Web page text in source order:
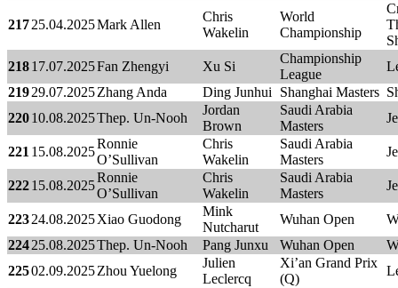
21725.04.2025Mark Allen
Chris
Wakelin
World
Championship
21817.07.2025Fan Zhengyi Xu Si
Championship
League
21929.07.2025Zhang Anda Ding Junhui Shanghai Masters
22010.08.2025Thep. Un-Nooh
Jordan
Brown
Saudi Arabia
Masters
221 15.08.2025
Ronnie
O’Sullivan
Chris
Wakelin
Saudi Arabia
Masters
22215.08.2025
Ronnie
O’Sullivan
Chris
Wakelin
Saudi Arabia
Masters
22324.08.2025Xiao Guodong
Mink
Nutcharut
Wuhan Open
22425.08.2025Thep. Un-Nooh Pang Junxu Wuhan Open
22502.09.2025Zhou Yuelong
Julien
Leclercq
Xi’an Grand Prix
(Q)